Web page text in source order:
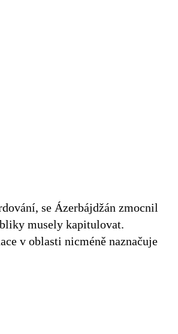
se Ázerbájdžán zmocnil
musely kapitulovat.
v oblasti nicméně naznačuje